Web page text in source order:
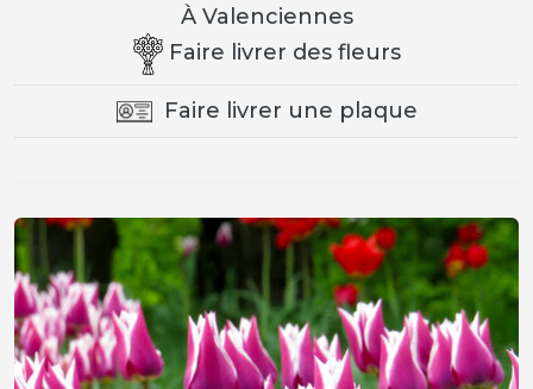
À Valenciennes
Faire livrer des fleurs
Faire livrer une plaque